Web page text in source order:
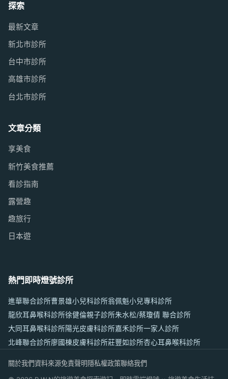
探索
最新文章
新北市診所
台中市診所
高雄市診所
台北市診所
文章分類
享美食
新竹美食推薦
看診指南
露營趣
趣旅行
日本遊
熱門即時燈號診所
進華聯合診所曹景雄小兒科診所翁佩魁小兒專科診所
龍欣耳鼻喉科診所徐健倫親子診所朱水松/蔡瓊倩 聯合診所
大同耳鼻喉科診所陽光皮膚科診所嘉禾診所一家人診所
北峰聯合診所廖國棟皮膚科診所莊豐如診所杏心耳鼻喉科診所
關於我們資料來源免責聲明隱私權政策聯絡我們